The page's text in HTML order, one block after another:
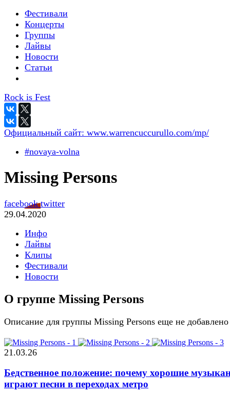
Фестивали
Концерты
Группы
Лайвы
Новости
Статьи
Rock is Fest
Официальный сайт: www.warrencuccurullo.com/mp/
#novaya-volna
Missing Persons
facebooktwitter
29.04.2020
Инфо
Лайвы
Клипы
Фестивали
Новости
О группе Missing Persons
Описание для группы Missing Persons еще не добавлено
21.03.26
Бедственное положение: почему хорошие
играют песни в переходах метро